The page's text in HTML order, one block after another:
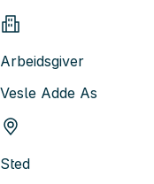
Arbeidsgiver
Vesle Adde As
Sted